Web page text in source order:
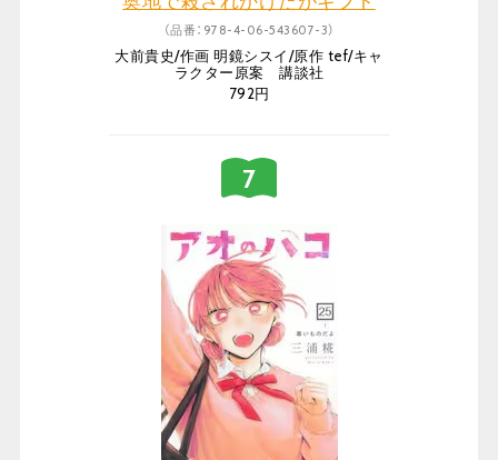
『無限ガチャ』でレベル9999の
仲間達を手に入れて元パーティ
ーメンバーと世界に復讐&『ざま
ぁ!』します! 22
（品番：978-4-06-543607-3）
大前貴史/作画 明鏡シスイ/原作 tef/キャ
ラクター原案 講談社
792円